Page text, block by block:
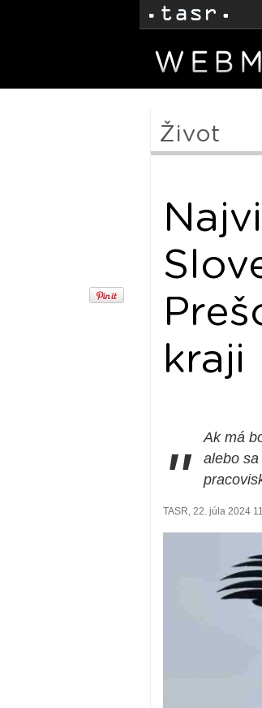
Život
kraji
"
Ak má
alebo
TASR, 22. júla 2024